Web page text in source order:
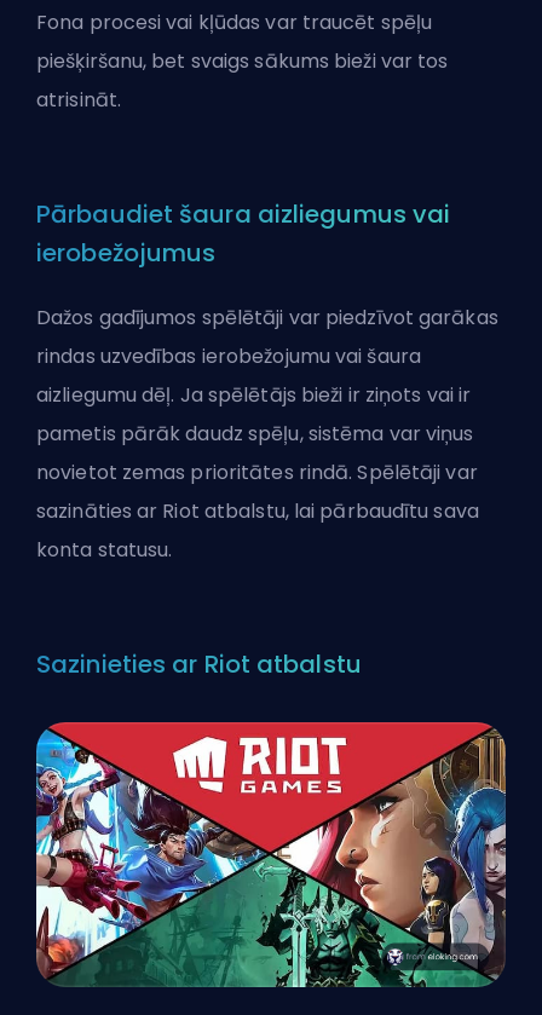
Fona procesi vai kļūdas var traucēt spēļu
piešķiršanu, bet svaigs sākums bieži var tos
atrisināt.
Pārbaudiet šaura aizliegumus vai
ierobežojumus
Dažos gadījumos spēlētāji var piedzīvot garākas
rindas uzvedības ierobežojumu vai šaura
aizliegumu dēļ. Ja spēlētājs bieži ir ziņots vai ir
pametis pārāk daudz spēļu, sistēma var viņus
novietot zemas prioritātes rindā. Spēlētāji var
sazināties ar Riot atbalstu, lai pārbaudītu sava
konta statusu.
Sazinieties ar Riot atbalstu